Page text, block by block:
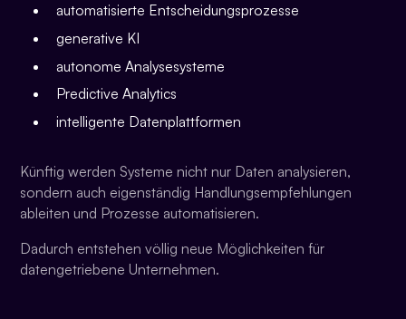
automatisierte Entscheidungsprozesse
generative KI
autonome Analysesysteme
Predictive Analytics
intelligente Datenplattformen
Künftig werden Systeme nicht nur Daten analysieren,
sondern auch eigenständig Handlungsempfehlungen
ableiten und Prozesse automatisieren.
Dadurch entstehen völlig neue Möglichkeiten für
datengetriebene Unternehmen.